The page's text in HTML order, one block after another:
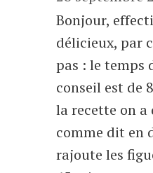
Bonjour,
délicieux, par
pas : le temps
conseil est de
la recette on a
comme dit en
rajoute les